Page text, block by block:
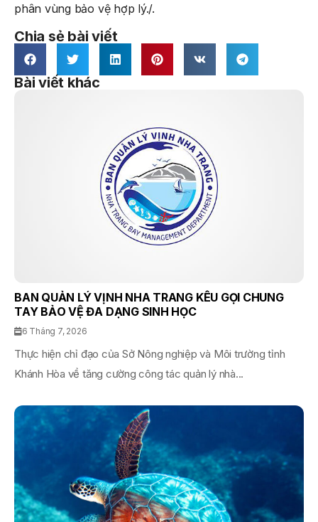
phân vùng bảo vệ hợp lý./.
Chia sẻ bài viết
Bài viết khác
BAN QUẢN LÝ VỊNH NHA TRANG KÊU GỌI CHUNG
TAY BẢO VỆ ĐA DẠNG SINH HỌC
6 Tháng 7, 2026
Thực hiện chỉ đạo của Sở Nông nghiệp và Môi trường tỉnh
Khánh Hòa về tăng cường công tác quản lý nhà...